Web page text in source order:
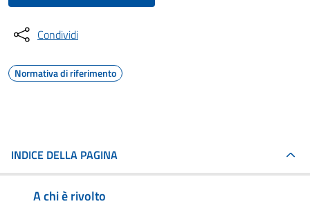
Condividi
Normativa di riferimento
INDICE DELLA PAGINA
A chi è rivolto